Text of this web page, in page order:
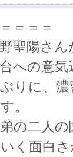
＝＝＝
聖陽さ
台への意気
りに、
。
の二人
く面白